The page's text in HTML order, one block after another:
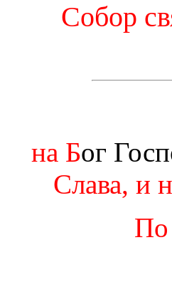
Собор
на Бог
Слава, и
По